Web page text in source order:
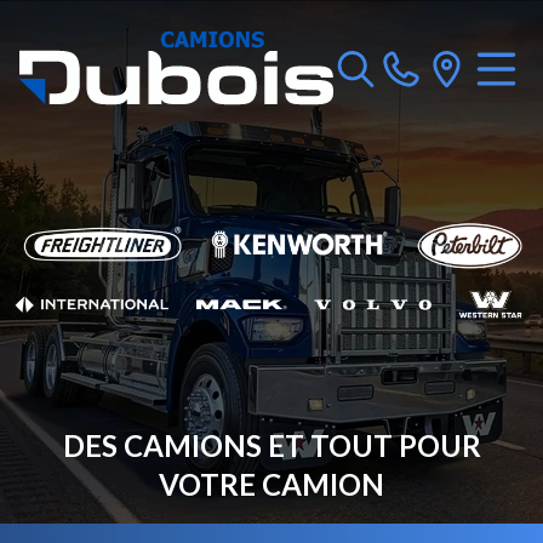
DES CAMIONS ET TOUT POUR
VOTRE CAMION